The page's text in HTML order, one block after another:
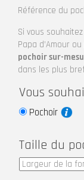
Note4.5
Référence du
Si vous
Papa d’Amour
pochoir sur-
dans les plus
Vous
Pochoir
Taille du